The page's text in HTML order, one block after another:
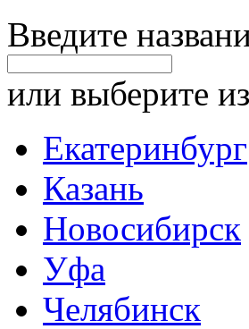
Введите
или выберите
Екатеринбург
Казань
Новосибирск
Уфа
Челябинск